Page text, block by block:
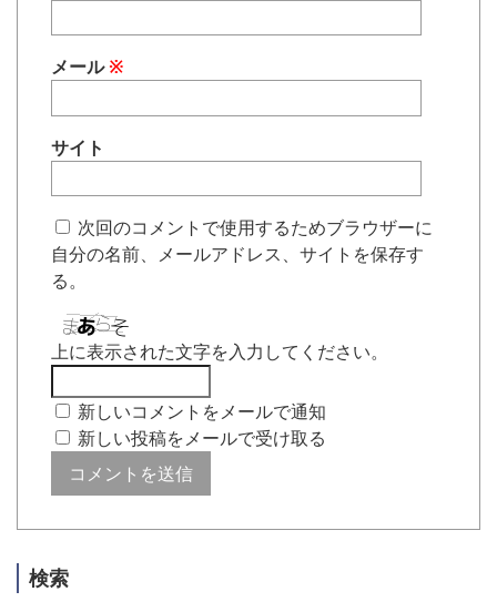
メール※
サイト
次回のコメントで使用するためブラウザーに
自分の名前、メールアドレス、サイトを保存す
る。
上に表示された文字を入力してください。
新しいコメントをメールで通知
新しい投稿をメールで受け取る
検索